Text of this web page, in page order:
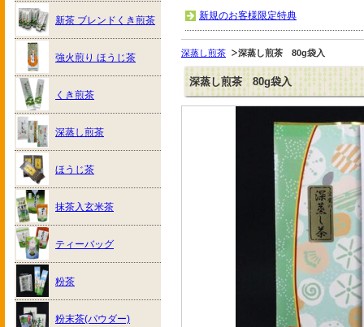
新規のお客様限定特典
深蒸し煎茶 深蒸し煎茶 80g袋入
深蒸し煎茶 80g袋入
新茶 ブレンドくき煎茶
強火煎り ほうじ茶
くき煎茶
深蒸し煎茶
ほうじ茶
抹茶入玄米茶
ティーバッグ
粉茶
粉末茶(パウダー)